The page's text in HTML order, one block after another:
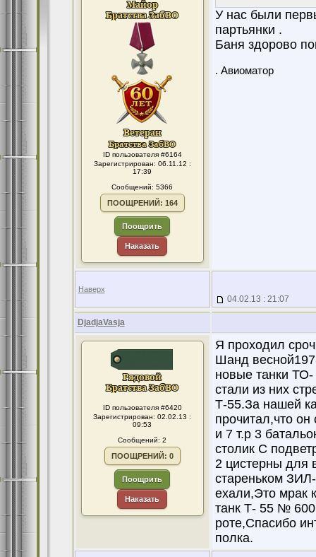
ID пользователя #6164
Зарегистрирован: 06.11.12 :
17:39
Сообщений: 5366
ПООЩРЕНИЙ: 164
Поощрить
Наказать
У нас были
партьянки .
Баня здорово
. Авиоматор
Наверх
04.02.13 : 21:07
DjadjaVasja
ID пользователя #6420
Зарегистрирован: 02.02.13 :
09:53
Сообщений: 2
ПООЩРЕНИЙ: 0
Поощрить
Наказать
Я проходил
Шанд
новые танки
стали из них
Т-55.За нашей
прочитал,что он
и 7 т.р 3
столик С
2 цистерны для
стареньком
ехали,Это мрак
танк Т- 55 №
роте,Спасибо
полка.